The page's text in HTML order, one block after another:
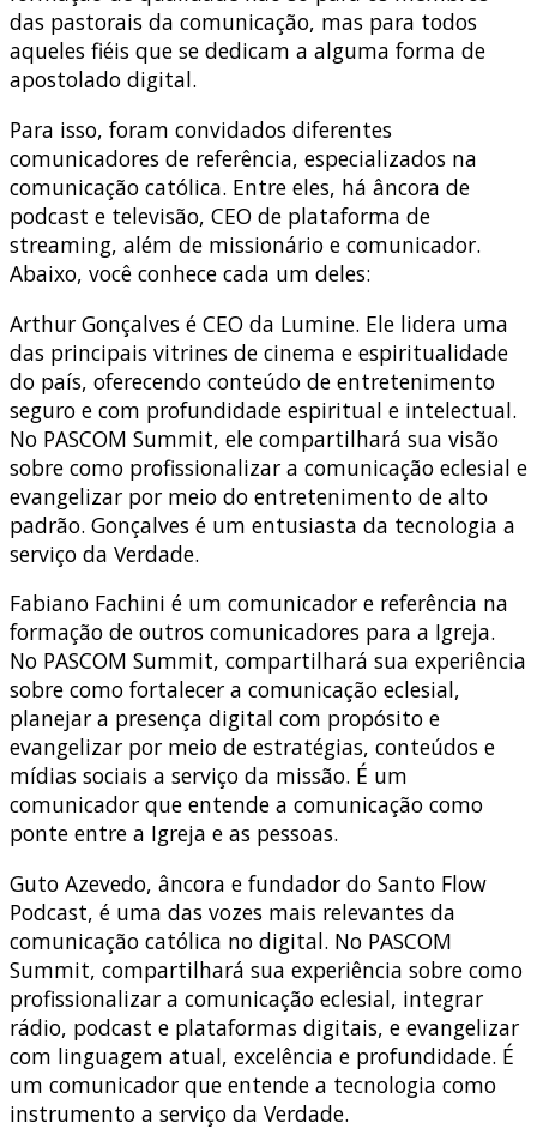
das pastorais da comunicação, mas para todos
aqueles fiéis que se dedicam a alguma forma de
apostolado digital.
Para isso, foram convidados diferentes
comunicadores de referência, especializados na
comunicação católica. Entre eles, há âncora de
podcast e televisão, CEO de plataforma de
streaming, além de missionário e comunicador.
Abaixo, você conhece cada um deles:
Arthur Gonçalves é CEO da Lumine. Ele lidera uma
das principais vitrines de cinema e espiritualidade
do país, oferecendo conteúdo de entretenimento
seguro e com profundidade espiritual e intelectual.
No PASCOM Summit, ele compartilhará sua visão
sobre como profissionalizar a comunicação eclesial e
evangelizar por meio do entretenimento de alto
padrão. Gonçalves é um entusiasta da tecnologia a
serviço da Verdade.
Fabiano Fachini é um comunicador e referência na
formação de outros comunicadores para a Igreja.
No PASCOM Summit, compartilhará sua experiência
sobre como fortalecer a comunicação eclesial,
planejar a presença digital com propósito e
evangelizar por meio de estratégias, conteúdos e
mídias sociais a serviço da missão. É um
comunicador que entende a comunicação como
ponte entre a Igreja e as pessoas.
Guto Azevedo, âncora e fundador do Santo Flow
Podcast, é uma das vozes mais relevantes da
comunicação católica no digital. No PASCOM
Summit, compartilhará sua experiência sobre como
profissionalizar a comunicação eclesial, integrar
rádio, podcast e plataformas digitais, e evangelizar
com linguagem atual, excelência e profundidade. É
um comunicador que entende a tecnologia como
instrumento a serviço da Verdade.